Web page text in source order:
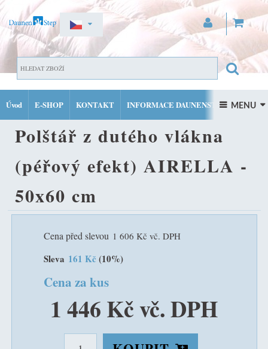
PŘIHLÁSIT SE
Úvod E-SHOP KONTAKT INFORMACE DAUNENSTEP
FACEBOOK INSTAGRAM
 MENU 
DOMŮ SPECIÁLNÍ POLŠTÁŘE DAUNENSTEP
POLŠTÁŘ Z
DUTÉHO VLÁKNA (PÉŘOVÝ EFEKT) AIRELLA - 50X60 CM
Polštář z dutého vlákna
(péřový efekt) AIRELLA -
50x60 cm
Cena před slevou 1 606 Kč vč. DPH
Sleva 161 Kč (10%)
Cena za kus
1 446 Kč vč. DPH